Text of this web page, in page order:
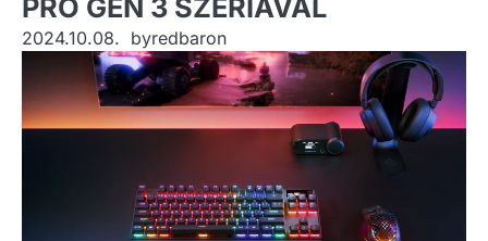
PRO GEN 3 SZÉRIÁVAL
2024.10.08. byredbaron